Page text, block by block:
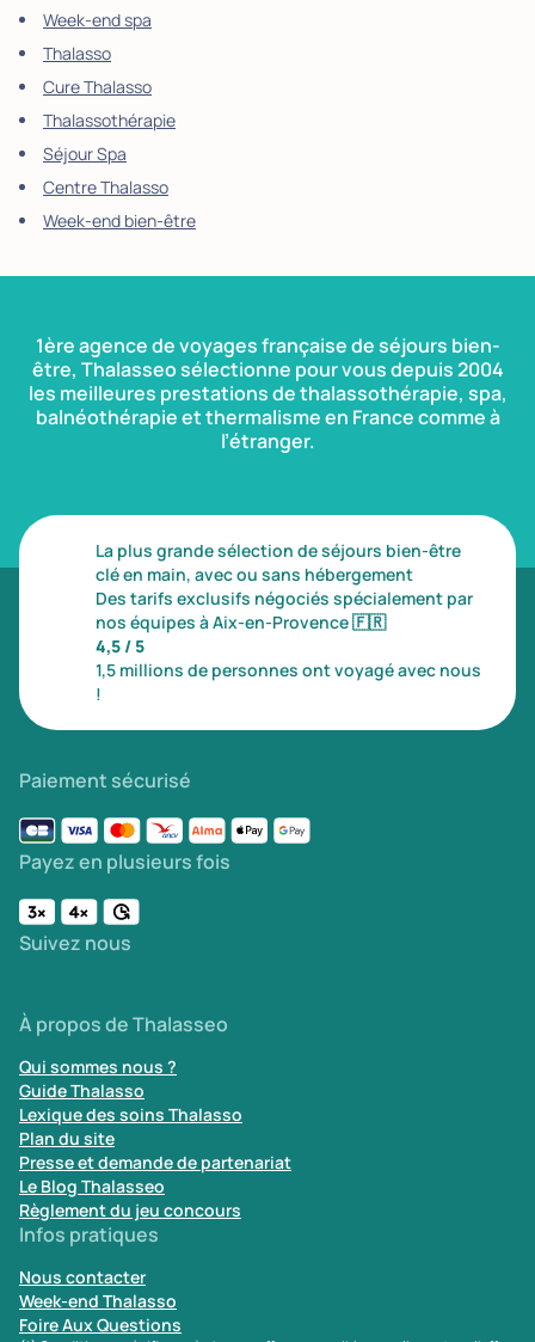
Week-end spa
Thalasso
Cure Thalasso
Thalassothérapie
Séjour Spa
Centre Thalasso
Week-end bien-être
1ère agence de voyages française de séjours bien-
être, Thalasseo sélectionne pour vous depuis 2004
les meilleures prestations de thalassothérapie, spa,
balnéothérapie et thermalisme en France comme à
l’étranger.
La plus grande sélection de séjours bien-être
clé en main, avec ou sans hébergement
Des tarifs exclusifs négociés spécialement par
nos équipes à Aix-en-Provence🇫🇷
4,5 / 5
1,5 millions de personnes ont voyagé avec nous
!
Paiement sécurisé
Payez en plusieurs fois
Suivez nous
À propos de Thalasseo
Qui sommes nous ?
Guide Thalasso
Lexique des soins Thalasso
Plan du site
Presse et demande de partenariat
Le Blog Thalasseo
Règlement du jeu concours
Infos pratiques
Nous contacter
Week-end Thalasso
Foire Aux Questions